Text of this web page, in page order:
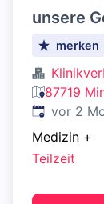
unsere
merken
87719
vor 2
Medizin +
Teilzeit